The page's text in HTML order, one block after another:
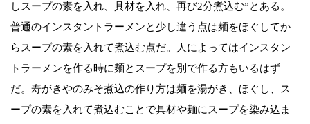
しスープの素を入れ、具材を入れ、再び2分煮込む”とある。
普通のインスタントラーメンと少し違う点は麺をほぐしてか
らスープの素を入れて煮込む点だ。人によってはインスタン
トラーメンを作る時に麺とスープを別で作る方もいるはず
だ。寿がきやのみそ煮込の作り方は麺を湯がき、ほぐし、ス
ープの素を入れて煮込むことで具材や麺にスープを染み込ま